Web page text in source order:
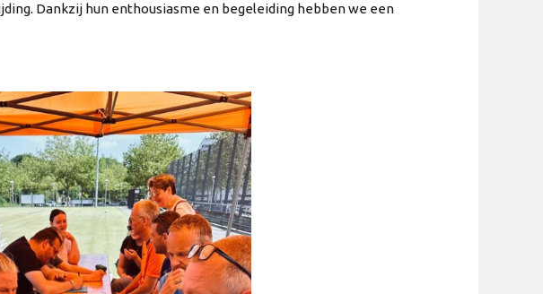
Dankzij hun enthousiasme en begeleiding hebben we een